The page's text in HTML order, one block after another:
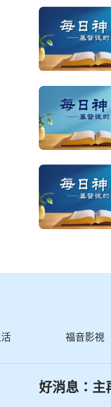
福音影視
好消息：主